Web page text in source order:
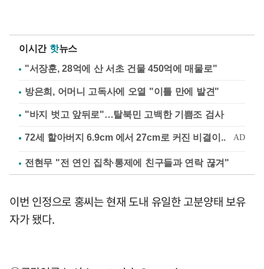
이시간 핫뉴스
"서장훈, 28억에 산 서초 건물 450억에 매물로"
방은희, 어머니 고독사에 오열 "이틀 만에 발견"
"바지 벗고 앞뒤로"…탈북민 고백한 기쁨조 검사
전현무 "전 연인 집착·통제에 친구들과 연락 끊겨"
이번 인정으로 홍씨는 현재 도내 유일한 고분양태 보유
자가 됐다.